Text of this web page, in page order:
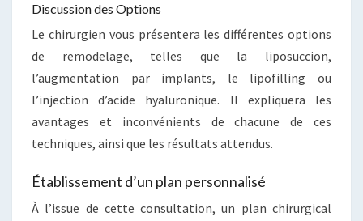
Discussion des Options
Le chirurgien vous présentera les différentes options
de remodelage, telles que la liposuccion,
l’augmentation par implants, le lipofilling ou
l’injection d’acide hyaluronique. Il expliquera les
avantages et inconvénients de chacune de ces
techniques, ainsi que les résultats attendus.
Établissement d’un plan personnalisé
À l’issue de cette consultation, un plan chirurgical